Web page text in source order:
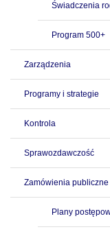
Świadczenia
Program 500+
Zarządzenia
Programy i strategie
Kontrola
Sprawozdawczość
Zamówienia publiczne
Plany